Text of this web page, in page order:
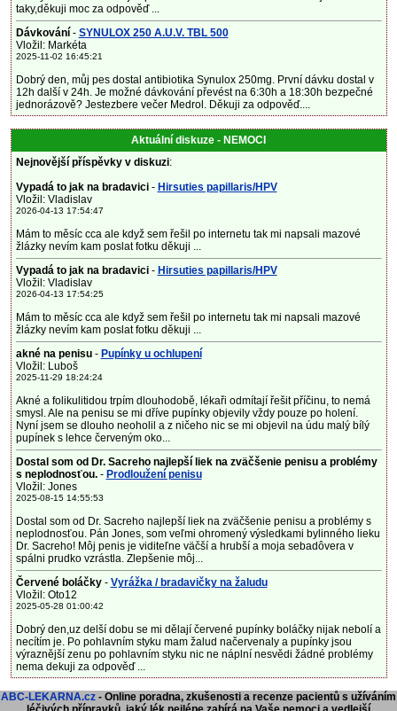
taky,děkuji moc za odpověď ...
Dávkování - SYNULOX 250 A.U.V. TBL 500
Vložil: Markéta
2025-11-02 16:45:21
Dobrý den, můj pes dostal antibiotika Synulox 250mg. První dávku dostal v
12h další v 24h. Je možné dávkování převést na 6:30h a 18:30h bezpečné
jednorázově? Jestezbere večer Medrol. Děkuji za odpověď....
Aktuální diskuze - NEMOCI
Nejnovější příspěvky v diskuzi:
Vypadá to jak na bradavici - Hirsuties papillaris/HPV
Vložil: Vladislav
2026-04-13 17:54:47
Mám to měsíc cca ale když sem řešil po internetu tak mi napsali mazové
žlázky nevím kam poslat fotku děkuji ...
Vypadá to jak na bradavici - Hirsuties papillaris/HPV
Vložil: Vladislav
2026-04-13 17:54:25
Mám to měsíc cca ale když sem řešil po internetu tak mi napsali mazové
žlázky nevím kam poslat fotku děkuji ...
akné na penisu- Pupínky u ochlupení
Vložil: Luboš
2025-11-29 18:24:24
Akné a folikulitidou trpím dlouhodobě, lékaři odmítají řešit příčinu, to nemá
smysl. Ale na penisu se mi dříve pupínky objevily vždy pouze po holení.
Nyní jsem se dlouho neoholil a z ničeho nic se mi objevil na údu malý bílý
pupínek s lehce červeným oko...
Dostal som od Dr. Sacreho najlepší liek na zväčšenie penisu a problémy
s neplodnosťou.- Prodloužení penisu
Vložil: Jones
2025-08-15 14:55:53
Dostal som od Dr. Sacreho najlepší liek na zväčšenie penisu a problémy s
neplodnosťou. Pán Jones, som veľmi ohromený výsledkami bylinného lieku
Dr. Sacreho! Môj penis je viditeľne väčší a hrubší a moja sebadôvera v
spálni prudko vzrástla. Zlepšenie môj...
Červené boláčky - Vyrážka / bradavičky na žaludu
Vložil: Oto12
2025-05-28 01:00:42
Dobrý den,uz delší dobu se mi dělají červené pupínky boláčky nijak nebolí a
necítím je. Po pohlavním styku mam žalud načervenaly a pupínky jsou
výraznější zenu po pohlavním styku nic ne náplní nesvědi žádné problémy
nema dekuji za odpověď ...
ABC-LEKARNA.cz - Online poradna, zkušenosti a recenze pacientů s užíváním